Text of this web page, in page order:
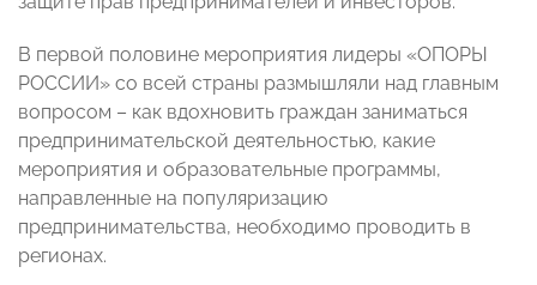
В первой половине мероприятия лидеры «ОПОРЫ
РОССИИ» со всей страны размышляли над главным
вопросом – как вдохновить граждан заниматься
предпринимательской деятельностью, какие
мероприятия и образовательные программы,
направленные на популяризацию
предпринимательства, необходимо проводить в
регионах.